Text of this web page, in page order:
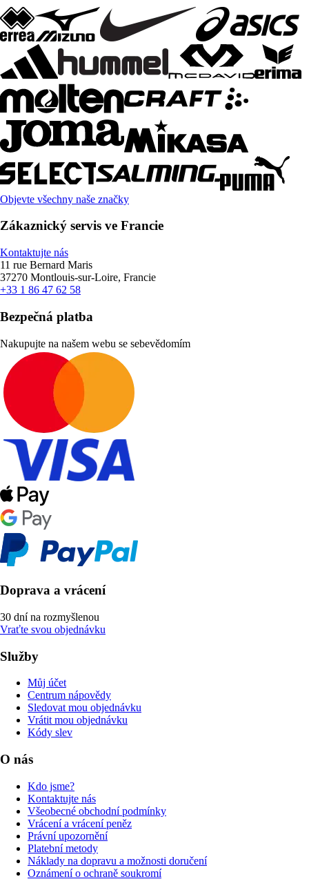
Objevte všechny naše značky
Zákaznický servis ve Francie
Kontaktujte nás
11 rue Bernard Maris
37270 Montlouis-sur-Loire, Francie
+33 1 86 47 62 58
Bezpečná platba
Nakupujte na našem webu se sebevědomím
Doprava a vrácení
30 dní na rozmyšlenou
Vraťte svou objednávku
Služby
Můj účet
Centrum nápovědy
Sledovat mou objednávku
Vrátit mou objednávku
Kódy slev
O nás
Kdo jsme?
Kontaktujte nás
Všeobecné obchodní podmínky
Vrácení a vrácení peněz
Právní upozornění
Platební metody
Náklady na dopravu a možnosti doručení
Oznámení o ochraně soukromí